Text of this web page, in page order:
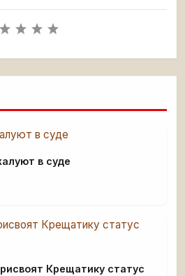
в суде
Крещатику статус